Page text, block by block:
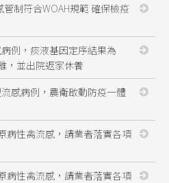
管制符合WOAH規範 確保檢疫
例，痰液基因定序結果為
，並出院返家休養
感病例，農衛啟動防疫一體
病性禽流感，請業者落實各項
病性禽流感，請業者落實各項